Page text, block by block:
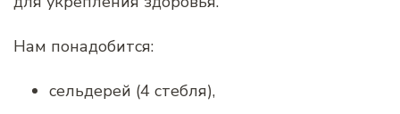
Нам понадобится:
сельдерей (4 стебля),